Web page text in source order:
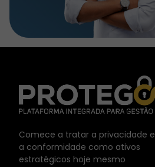
Comece a tratar a privacidade e
a conformidade como ativos
estratégicos hoje mesmo